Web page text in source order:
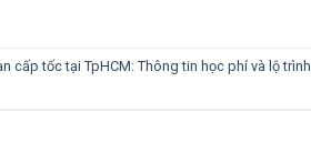
cấp tốc tại TpHCM: Thông tin học phí và lộ trình